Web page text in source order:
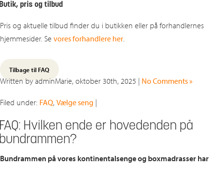
pris og tilbud
Pris og aktuelle tilbud finder du i butikken eller på forhandlernes
hjemmesider. Se vores forhandlere her
Tilbage til FAQ
Written by adminMarie, oktober 30th, 2025 | No Comments »
Filed under: FAQ, Vælge seng |
Hvilken ende er hovedenden på
Bundrammen på vores kontinentalsenge og boxmadrasser har